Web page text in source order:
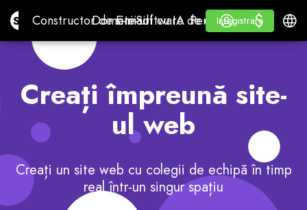
Site.proConstructor de site-uri cu IA
Constructor de site-uri cu IA
Domenii
Domenii
E-mail
E-mailSoftware de contabilitate
Software de contabilitate
Pentru
Pentru distribuitori
WHITE LABEL
Învăța
Învăța
Inregistrare
Inregistrare
Autentificare
$
$
Creați împreună site-
ul web
Creați un site web cu colegii de echipă în timp
real într-un singur spațiu